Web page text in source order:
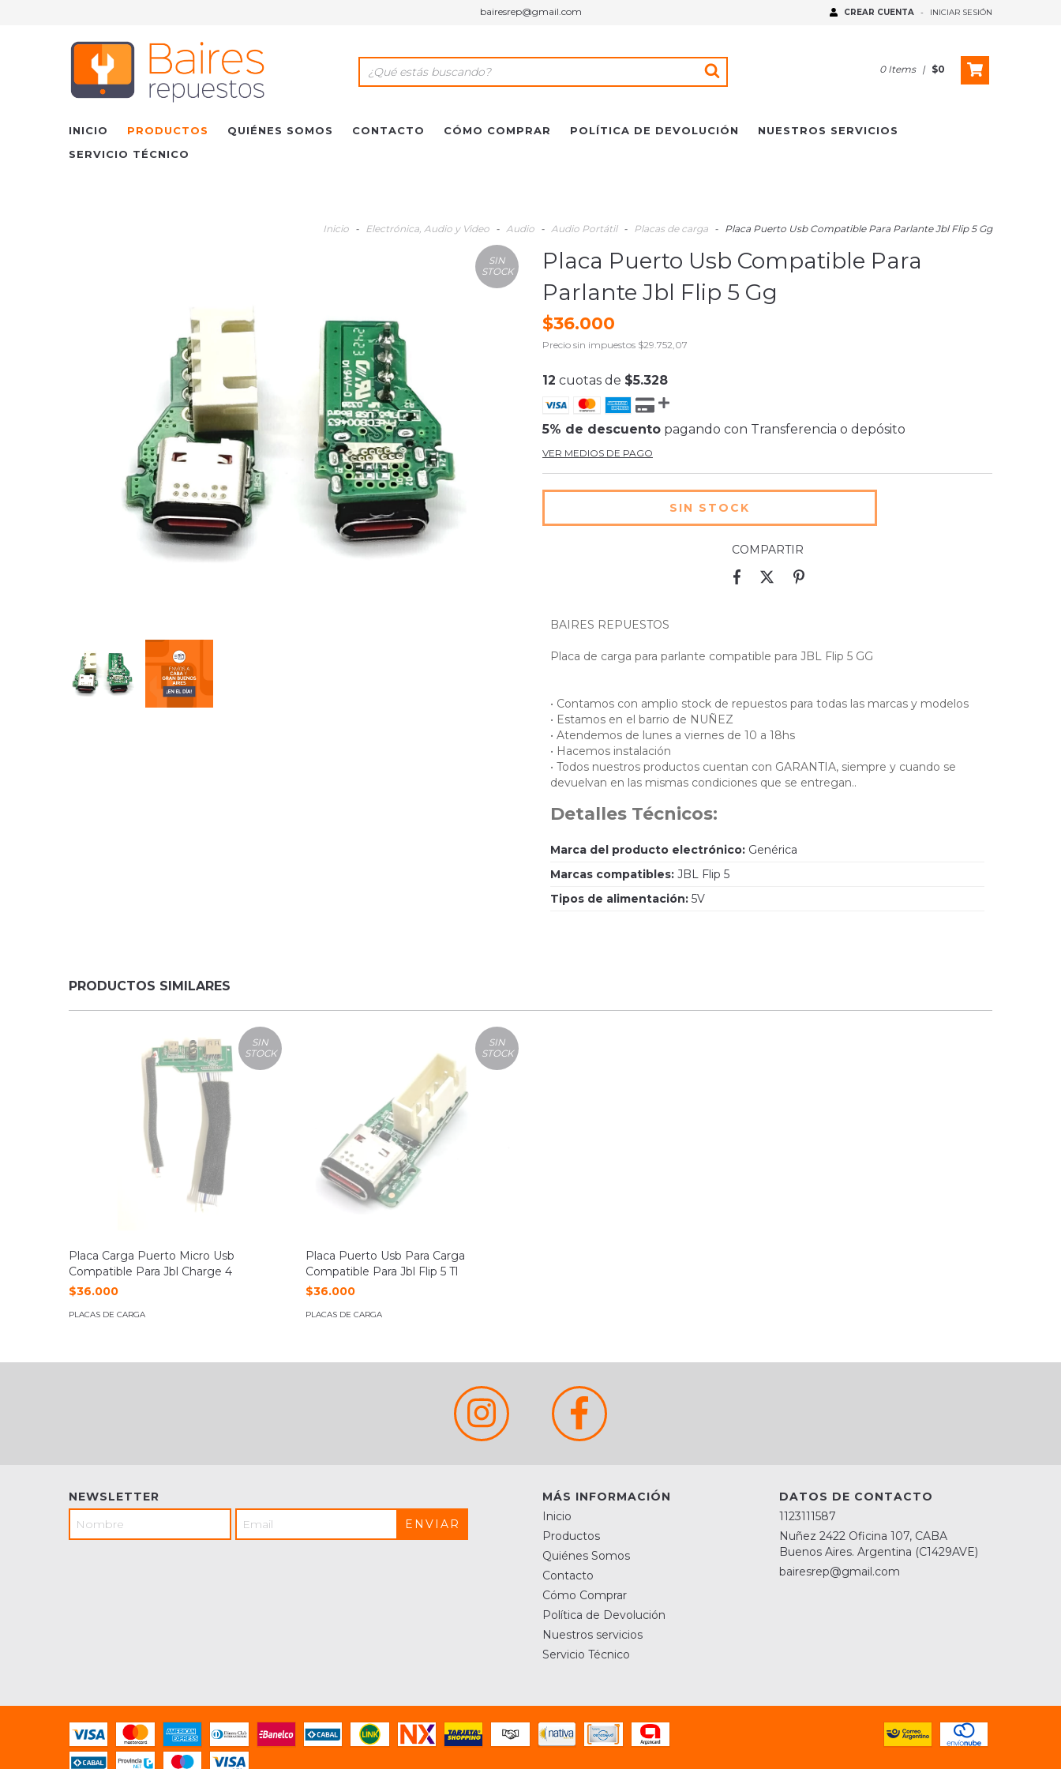
bairesrep@gmail.com CREAR CUENTA - INICIAR SESIÓN
0 Items | $0
INICIO PRODUCTOS QUIÉNES SOMOS CONTACTO CÓMO COMPRAR POLÍTICA DE DEVOLUCIÓN
NUESTROS SERVICIOS
SERVICIO TÉCNICO
Inicio - Electrónica, Audio y Video - Audio - Audio Portátil - Placas de carga - Placa Puerto Usb Compatible Para Parlante Jbl Flip 5 Gg
SIN
STOCK
Placa Puerto Usb Compatible Para
Parlante Jbl Flip 5 Gg
$36.000
Precio sin impuestos $29.752,07
12 cuotas de $5.328
5% de descuento pagando con Transferencia o depósito
VER MEDIOS DE PAGO
COMPARTIR
BAIRES REPUESTOS
Placa de carga para parlante compatible para JBL Flip 5 GG
• Contamos con amplio stock de repuestos para todas las marcas y modelos
• Estamos en el barrio de NUÑEZ
• Atendemos de lunes a viernes de 10 a 18hs
• Hacemos instalación
• Todos nuestros productos cuentan con GARANTIA, siempre y cuando se
devuelvan en las mismas condiciones que se entregan..
Detalles Técnicos:
Marca del producto electrónico: Genérica
Marcas compatibles: JBL Flip 5
Tipos de alimentación: 5V
PRODUCTOS SIMILARES
SIN
STOCK
Placa Carga Puerto Micro Usb
Compatible Para Jbl Charge 4
$36.000
PLACAS DE CARGA
SIN
STOCK
Placa Puerto Usb Para Carga
Compatible Para Jbl Flip 5 Tl
$36.000
PLACAS DE CARGA
NEWSLETTER
MÁS INFORMACIÓN
Inicio
Productos
Quiénes Somos
Contacto
Cómo Comprar
Política de Devolución
Nuestros servicios
Servicio Técnico
DATOS DE CONTACTO
1123111587
Nuñez 2422 Oficina 107, CABA
Buenos Aires. Argentina (C1429AVE)
bairesrep@gmail.com